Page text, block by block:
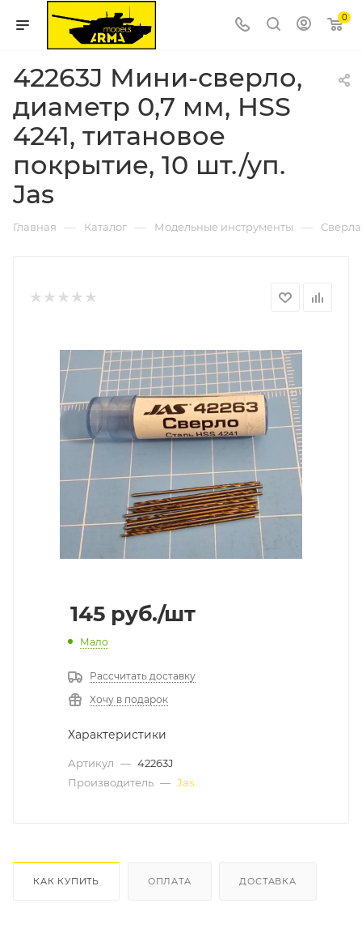
0
42263J Мини-сверло,
диаметр 0,7 мм, HSS
4241, титановое
покрытие, 10 шт./уп.
Jas
Главная — Каталог — Модельные инструменты — Сверла
145 руб./шт
Мало
Рассчитать доставку
Хочу в подарок
Характеристики
Артикул — 42263J
Производитель — Jas
КАК КУПИТЬ ОПЛАТА ДОСТАВКА